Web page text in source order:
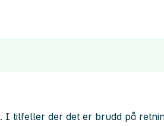
. I tilfeller der det er brudd på